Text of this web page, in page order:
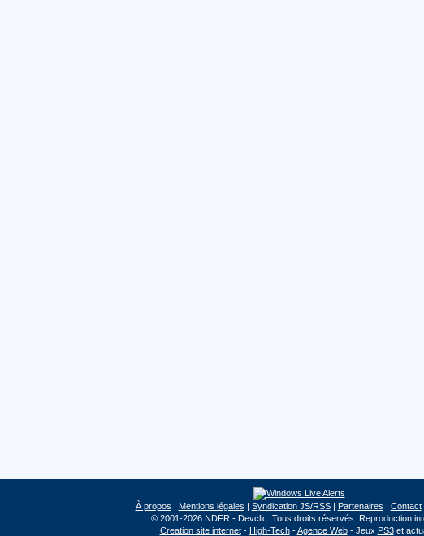
À propos | Mentions légales | Syndication JS/RSS| Partenaires | Contact
© 2001-2026 NDFR - Devclic. Tous droits réservés. Reproduction
Creation site internet- High-Tech-Agence Web- Jeux PS3et